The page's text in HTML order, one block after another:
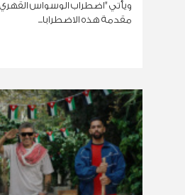
مقدمة هذه الاضطرابا...